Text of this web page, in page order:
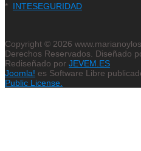
* INTESEGURIDAD
Copyright © 2026
Derechos Reservados. Diseñado
Rediseñado por JEVEM.ES
Joomla! es Software Libre
Public License.